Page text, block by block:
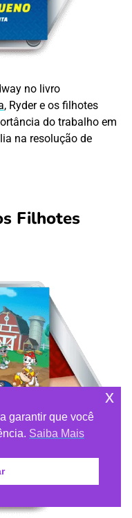
no livro
, Ryder e os filhotes
do trabalho em
na resolução de
Filhotes
garantir que você
Saiba Mais
x